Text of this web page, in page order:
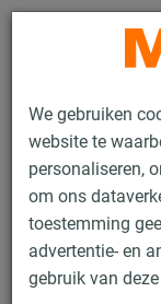
We gebruiken
website te
personaliseren,
om ons
toestemming
advertentie- en
gebruik van
Producten
Buisklemmen voor